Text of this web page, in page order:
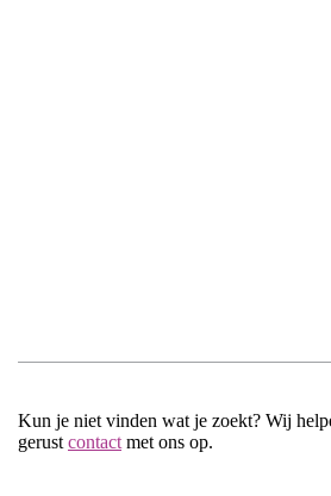
Kun je niet vinden wat je zoekt? Wij
gerust contact met ons op.